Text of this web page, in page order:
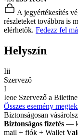
A jegyértékesítés
részleteket továbbra is
elérhetők. Fedezz fel
Helyszín
Iii
Szervező
I
Ieoe Szervező a
Összes esemény
Biztonságosan vásárolsz
Biztonságos fizetés —
mail + fiók + Wallet